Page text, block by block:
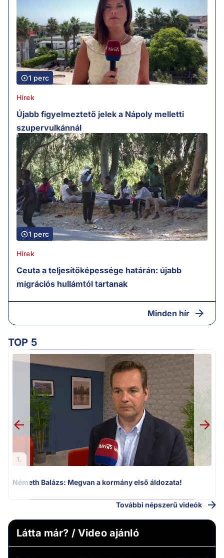
1 perc
Hírek
Újabb figyelmeztető jelek a Nápoly melletti
szupervulkánnál
1 perc
Hírek
Ceuta a teljesítőképessége határán: újabb
migrációs hullámtól tartanak
Minden hír
TOP 5
1.
Németh Balázs: Megvan a kormány első áldozata!
További népszerű videók
Látta már? / Video ajánló